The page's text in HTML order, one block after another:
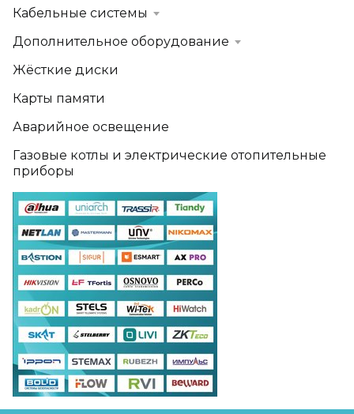
Кабельные системы
Дополнительное оборудование
Жёсткие диски
Карты памяти
Аварийное освещение
Газовые котлы и электрические отопительные
приборы